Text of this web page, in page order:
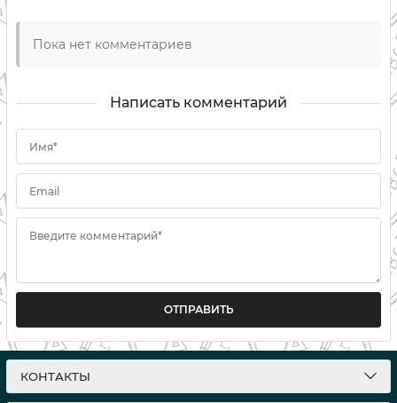
Пока нет комментариев
Написать комментарий
Имя*
Email
Введите комментарий*
ОТПРАВИТЬ
КОНТАКТЫ